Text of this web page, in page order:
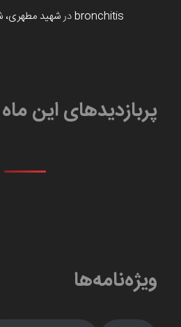
bronchitisدرشهید
پربازدیدهای این ماه
ویژه‌نامه‌ها